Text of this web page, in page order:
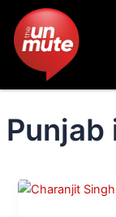
content
Punjab